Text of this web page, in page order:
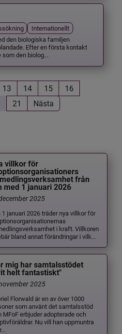
Internationellt
den biologiska familjen
Efter en första kontakt
som den biolog...
13 14 15
16
21 Nästa
villkor för
från
med 1 januari 2026
2025
1 januari 2026 träder nya villkor för
i kraft. Villkoren
bland annat förändringar i vilk...
mig har samtalsstödet
helt fantastiskt"
2025
Florwald är en av över 1000
som använt det samtalsstöd
MFoF erbjuder adopterade och
Nu vill han uppmuntra